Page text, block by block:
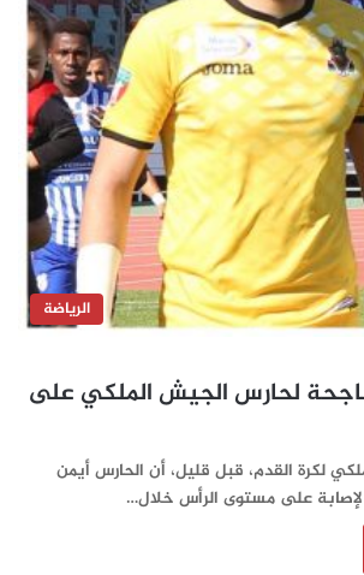
الرياضة
لحارس الجيش الملكي على
لكرة القدم، قبل قليل، أن الحارس أيمن
على مستوى الرأس خلال…